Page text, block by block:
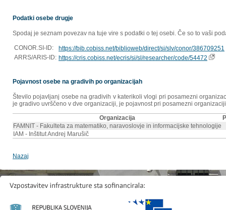
Podatki osebe drugje
Spodaj je seznam povezav na tuje vire s podatki o tej osebi. Če so to vaši
CONOR.SI-ID:
https://bib.cobiss.net/biblioweb/direct/si/slv/conor/386709251
ARRS/ARIS-ID: https://cris.cobiss.net/ecris/si/sl/researcher/code/54472
Pojavnost osebe na gradivih po organizacijah
Število pojavljanj osebe na gradivih v katerikoli vlogi pri posamezni
je gradivo uvrščeno v dve organizaciji, je pojavnost pri posamezni
Organizacija
FAMNIT - Fakulteta za matematiko, naravoslovje in informacijske tehnologije
IAM - Inštitut Andrej Marušič
Nazaj